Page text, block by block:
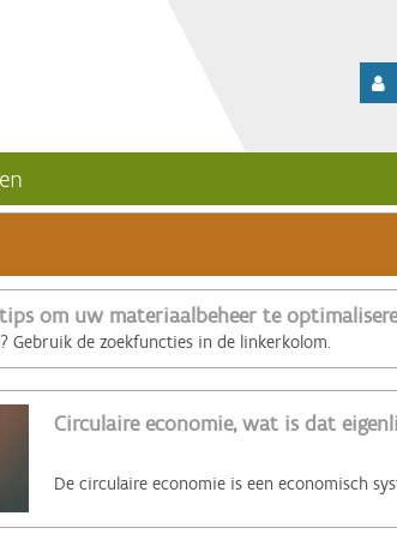
om uw materiaalbeheer te
Gebruik de zoekfuncties in de linkerkolom.
Circulaire economie, wat is dat